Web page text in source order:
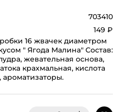
703410
149 ₽
16 жвачек диаметром
" Ягода Малина" Состав:
жевательная основа,
крахмальная, кислота